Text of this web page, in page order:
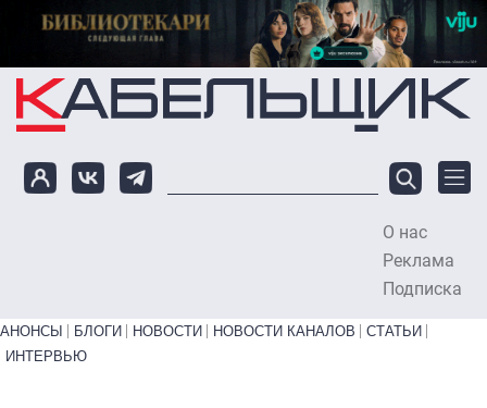
Перейти к основному содержанию
О нас
Реклама
Подписка
Primary links bottom
АНОНСЫ БЛОГИ НОВОСТИ НОВОСТИ КАНАЛОВ
СТАТЬИ
ИНТЕРВЬЮ